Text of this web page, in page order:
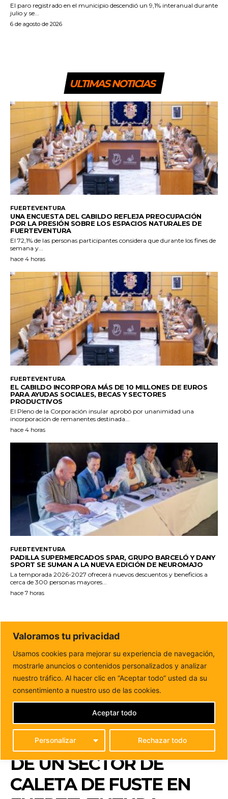
El paro registrado en el municipio descendió un 9,1% interanual durante
julio y se...
6 de agosto de 2026
ULTIMAS NOTICIAS
FUERTEVENTURA
UNA ENCUESTA DEL CABILDO REFLEJA PREOCUPACIÓN
POR LA PRESIÓN SOBRE LOS ESPACIOS NATURALES DE
FUERTEVENTURA
El 72,1% de las personas participantes considera que durante los fines de
semana y...
hace 4 horas
FUERTEVENTURA
EL CABILDO INCORPORA MÁS DE 10 MILLONES DE EUROS
PARA AYUDAS SOCIALES, BECAS Y SECTORES
PRODUCTIVOS
El Pleno de la Corporación insular aprobó por unanimidad una
incorporación de remanentes destinada...
hace 4 horas
FUERTEVENTURA
PADILLA SUPERMERCADOS SPAR, GRUPO BARCELÓ Y DANY
SPORT SE SUMAN A LA NUEVA EDICIÓN DE NEUROMAJO
La temporada 2026-2027 ofrecerá nuevos descuentos y beneficios a
cerca de 300 personas mayores...
hace 7 horas